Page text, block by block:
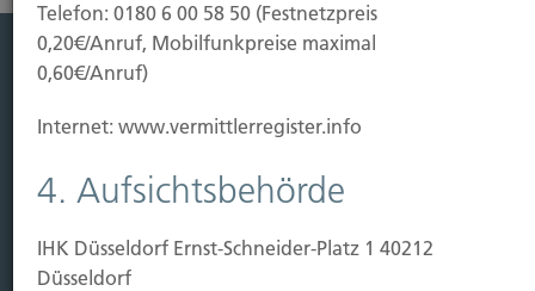
Leistung
Leben
Sichern
Immobilien Vers.
Telefon: 0180 6 00 58 50 (Festnetzpreis
0,20€/Anruf, Mobilfunkpreise maximal
0,60€/Anruf)
Internet: www.vermittlerregister.info
4. Aufsichtsbehörde
IHK Düsseldorf Ernst-Schneider-Platz 1 40212
Düsseldorf